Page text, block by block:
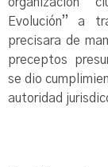
Evolución” a
precisara de
preceptos
se dio
autoridad